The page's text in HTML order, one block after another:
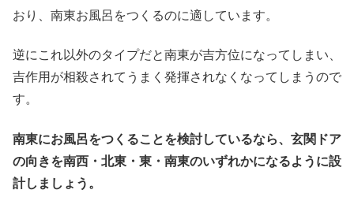
おり、南東お風呂をつくるのに適しています。
逆にこれ以外のタイプだと南東が吉方位になってしまい、
吉作用が相殺されてうまく発揮されなくなってしまうので
す。
南東にお風呂をつくることを検討しているなら、玄関ドア
の向きを南西・北東・東・南東のいずれかになるように設
計しましょう。